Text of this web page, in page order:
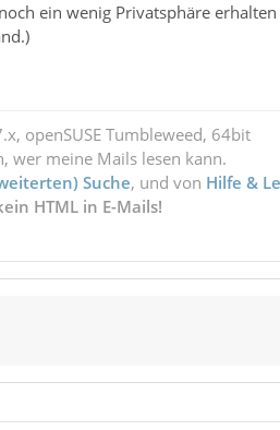
ein wenig Privatsphäre
openSUSE Tumbleweed, 64bit
wer meine Mails lesen kann.
Suche, und von Hilfe &
HTML in E-Mails!